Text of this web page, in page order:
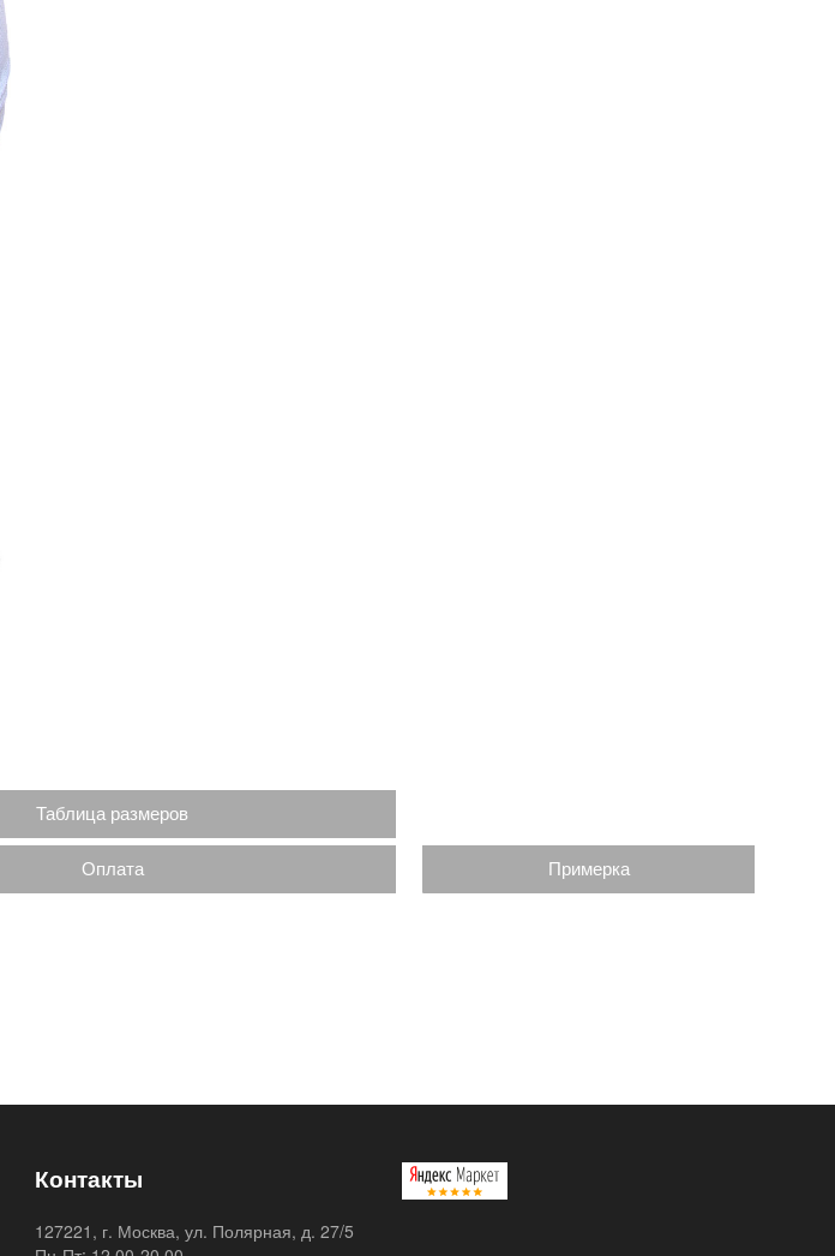
Таблица размеров
Оплата Примерка
Контакты
127221, г. Москва, ул. Полярная, д. 27/5